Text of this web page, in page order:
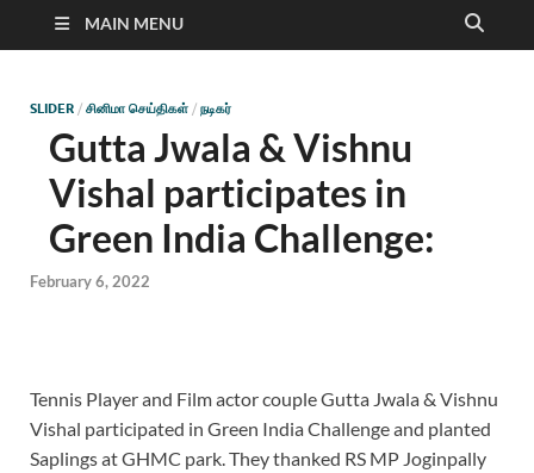
MAIN MENU
SLIDER / சினிமா செய்திகள் / நடிகர்
Gutta Jwala & Vishnu
Vishal participates in
Green India Challenge:
February 6, 2022
Tennis Player and Film actor couple Gutta Jwala & Vishnu
Vishal participated in Green India Challenge and planted
Saplings at GHMC park. They thanked RS MP Joginpally